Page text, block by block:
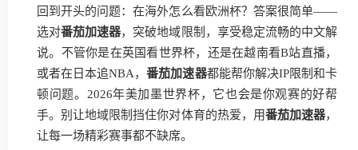
回到开头的问题：在海外怎么看欧洲杯？答案很简单——
选对番茄加速器，突破地域限制，享受稳定流畅的中文解
说。不管你是在英国看世界杯，还是在越南看B站直播，
或者在日本追NBA，番茄加速器都能帮你解决IP限制和卡
顿问题。2026年美加墨世界杯，它也会是你观赛的好帮
手。别让地域限制挡住你对体育的热爱，用番茄加速器，
让每一场精彩赛事都不缺席。